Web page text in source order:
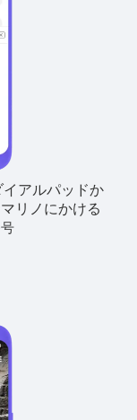
アルパッドか
リノにかける